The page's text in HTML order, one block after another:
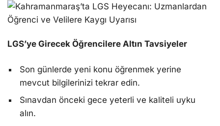
LGS’ye Girecek Öğrencilere Altın Tavsiyeler
Son günlerde yeni konu öğrenmek yerine
mevcut bilgilerinizi tekrar edin.
Sınavdan önceki gece yeterli ve kaliteli uyku
alın.